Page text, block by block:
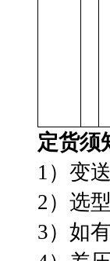
定货须
1）变
2）选
3）如